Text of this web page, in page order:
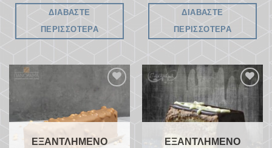
ΔΙΑΒΆΣΤΕ
ΠΕΡΙΣΣΌΤΕΡΑ
ΔΙΑΒΆΣΤΕ
ΠΕΡΙΣΣΌΤΕΡΑ
αγαπημένα
ΕΞΑΝΤΛΗΜΈΝΟ
Προσθήκη
στα
αγαπημένα
ΕΞΑΝΤΛΗΜΈΝΟ